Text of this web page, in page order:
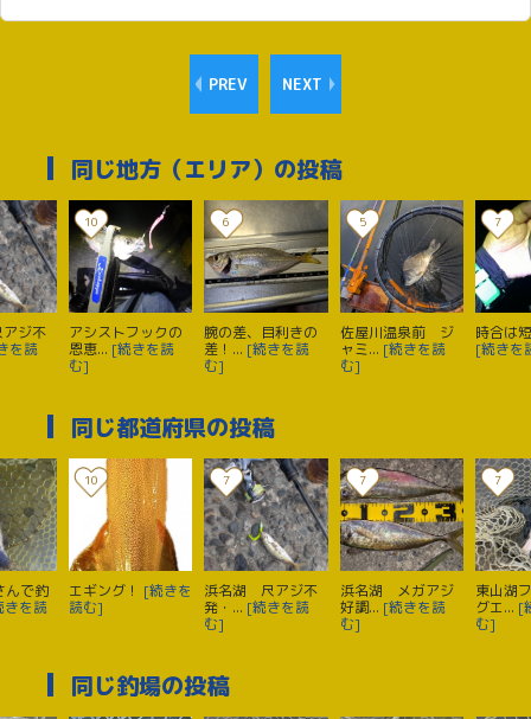
PREV NEXT
同じ地方（エリア）の投稿
ジ不
を読
10
アシストフックの
恩恵... [続きを読
む]
6
腕の差、目利きの
差！... [続きを読
む]
5
佐屋川温泉前 ジ
ャミ... [続きを読
む]
7
時合は
[続きを
同じ都道府県の投稿
んで釣
きを読
10
エギング！ [続きを
読む]
7
浜名湖 尺アジ不
発・... [続きを読
む]
7
浜名湖 メガアジ
好調... [続きを読
む]
7
東山湖
グエ... [
む]
同じ釣場の投稿